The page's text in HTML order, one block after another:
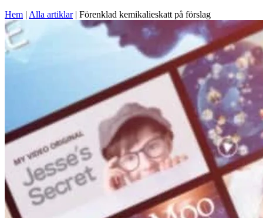
Hem | Alla artiklar| Förenklad kemikalieskatt på förslag